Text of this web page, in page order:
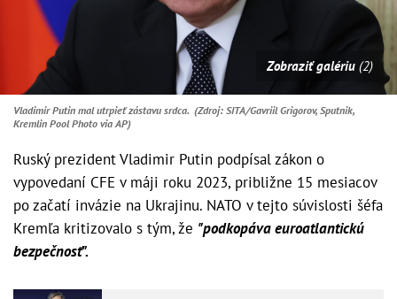
Zobraziť galériu (2)
Vladimir Putin mal utrpieť zástavu srdca. (Zdroj: SITA/Gavriil Grigorov, Sputnik,
Kremlin Pool Photo via AP)
Ruský prezident Vladimir Putin podpísal zákon o
vypovedaní CFE v máji roku 2023, približne 15 mesiacov
po začatí invázie na Ukrajinu. NATO v tejto súvislosti šéfa
Kremľa kritizovalo s tým, že "podkopáva euroatlantickú
bezpečnosť".